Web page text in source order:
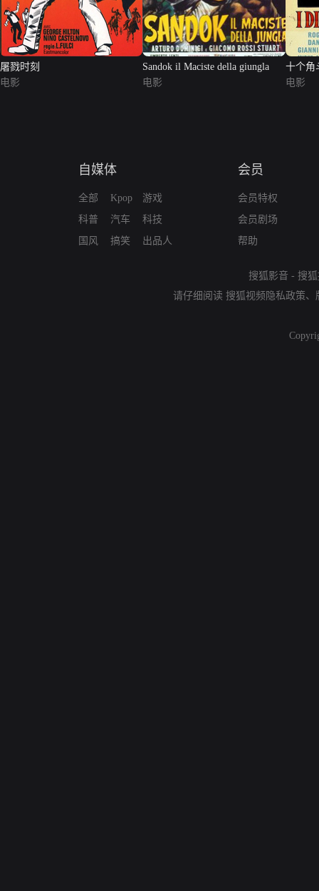
屠戮时刻
电影
Sandok il Maciste della giungla
电影
十个角
电影
自媒体
全部
科普
国风
Kpop
汽车
搞笑
游戏
科技
出品人
会员
会员特权
会员剧场
帮助
搜狐影音 - 搜
请仔细阅读 搜狐视频隐私政策、